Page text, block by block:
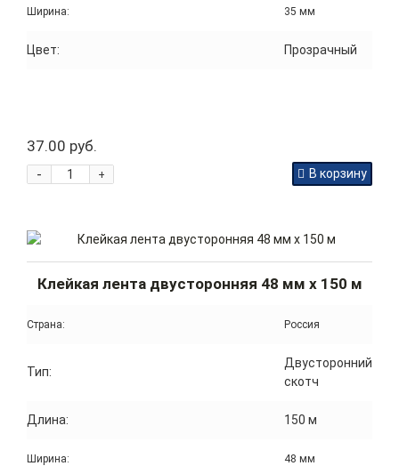
Ширина: 35 мм
Цвет: Прозрачный
37.00 руб.
+
- В корзину
Клейкая лента двусторонняя 48 мм x 150 м
Страна: Россия
Тип:
Двусторонний
скотч
Длина: 150 м
Ширина: 48 мм